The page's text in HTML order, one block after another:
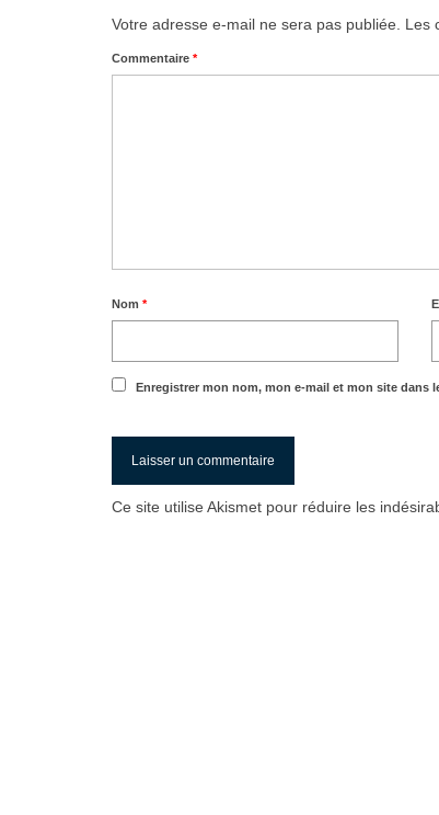
Votre adresse e-mail ne sera pas publiée. Les
Commentaire *
Nom *
Enregistrer mon nom, mon e-mail et mon site dans
Ce site utilise Akismet pour réduire les